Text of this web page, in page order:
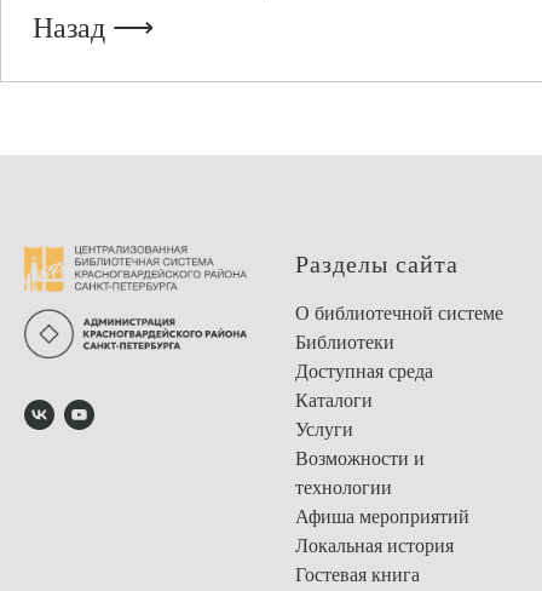
Назад ⟶
Разделы сайта
О библиотечной системе
Библиотеки
Доступная среда
Каталоги
Услуги
Возможности и
технологии
Афиша мероприятий
Локальная история
Гостевая книга